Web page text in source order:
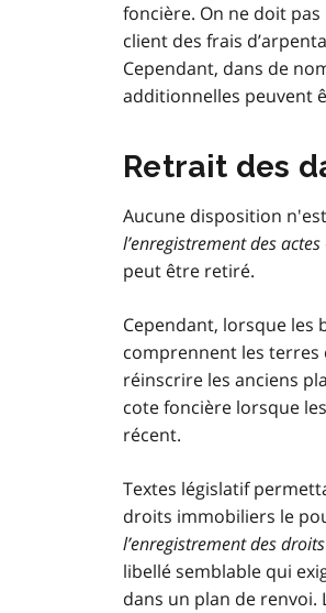
foncière. On ne doit
client des frais
Cependant, dans de
additionnelles peuvent
Retrait des
Aucune disposition
l’enregistrement des actes
peut être retiré.
Cependant, lorsque les
comprennent les terres
réinscrire les anciens
cote foncière lorsque
récent.
Textes législatif
droits immobiliers le
l’enregistrement des
libellé semblable qui
dans un plan de renvoi.